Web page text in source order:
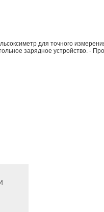
для точного
зарядное устройство. -